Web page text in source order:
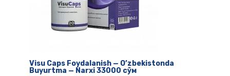
Visu Caps Foydalanish — O’zbekistonda
Buyurtma — Narxi 33000 сўм